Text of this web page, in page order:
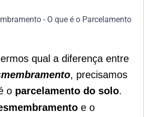
qual a diferença entre
, precisamos
o parcelamento do solo.
e o